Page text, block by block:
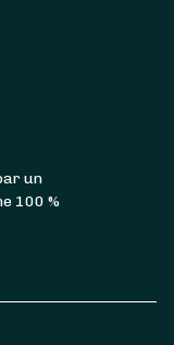
un
100 %